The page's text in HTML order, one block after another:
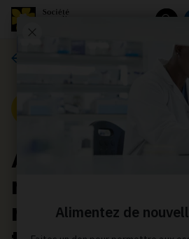
Annonce
mondiale dans